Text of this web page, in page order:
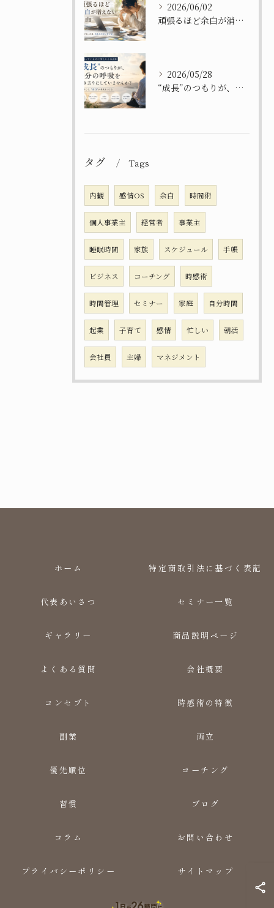
2026/06/02
頑張るほど余白が消えてしまう理由
2026/05/28
“成長”のつもりが、自分を置き去りにしてませんか？
タグ Tags
内観 感情OS 余白 時間術
個人事業主 経営者 事業主
睡眠時間 家族 スケジュール 手帳
ビジネス コーチング 時感術
時間管理 セミナー 家庭 自分時間
起業 子育て 感情 忙しい 朝活
会社員 主婦 マネジメント
ホーム 特定商取引法に基づく表記
代表あいさつ セミナー一覧
ギャラリー 商品説明ページ
よくある質問 会社概要
コンセプト 時感術の特徴
副業 両立
優先順位 コーチング
習慣 ブログ
コラム お問い合わせ
プライバシーポリシー サイトマップ